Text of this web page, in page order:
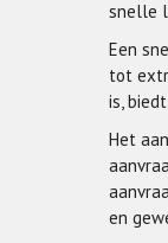
snelle
Een
tot
is,
Het
en